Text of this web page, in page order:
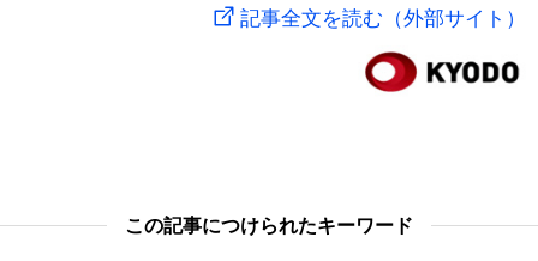
記事全文を読む（外部サイト）
この記事につけられたキーワード